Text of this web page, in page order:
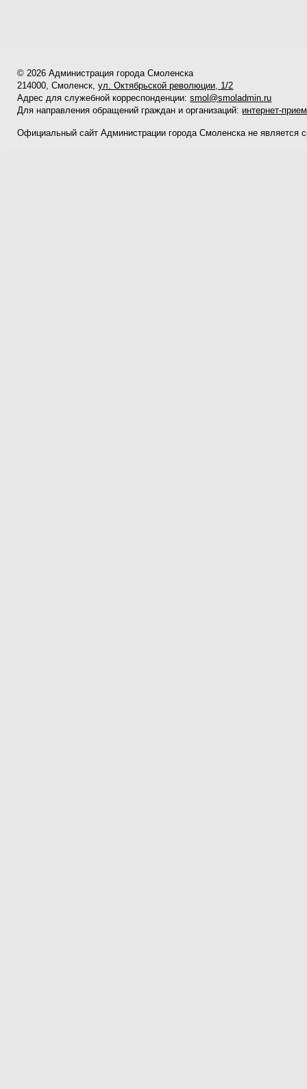
© 2026 Администрация города Смоленска
214000, Смоленск,ул. Октябрьской революции, 1/2
Адрес для служебной корреспонденции:smol@smoladmin.ru
Для направления обращений граждан и организаций: интернет-
Официальный сайт Администрации города Смоленска не является